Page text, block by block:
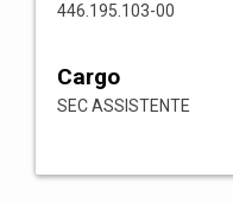
446.195.103-00
Cargo
SEC ASSISTENTE